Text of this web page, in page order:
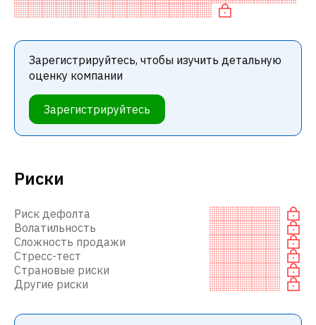
Риски
Риск дефолта
Волатильность
Сложность продажи
Стресс-тест
Страновые риски
Другие риски
В частности, акция компании разум
Зарегистрируйтесь, чтобы изучить детальную
оценку компании
Зарегистрируйтесь